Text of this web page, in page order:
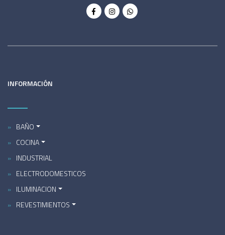
INFORMACIÓN
BAÑO
COCINA
INDUSTRIAL
ELECTRODOMESTICOS
ILUMINACION
REVESTIMIENTOS